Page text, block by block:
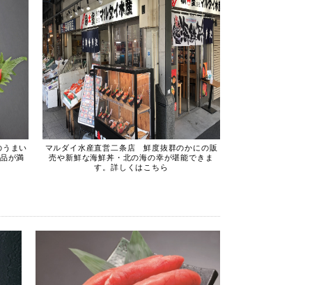
うまい
が満
マルダイ水産直営二条店 鮮度抜群のかにの販
売や新鮮な海鮮丼・北の海の幸が堪能できま
す。詳しくはこちら